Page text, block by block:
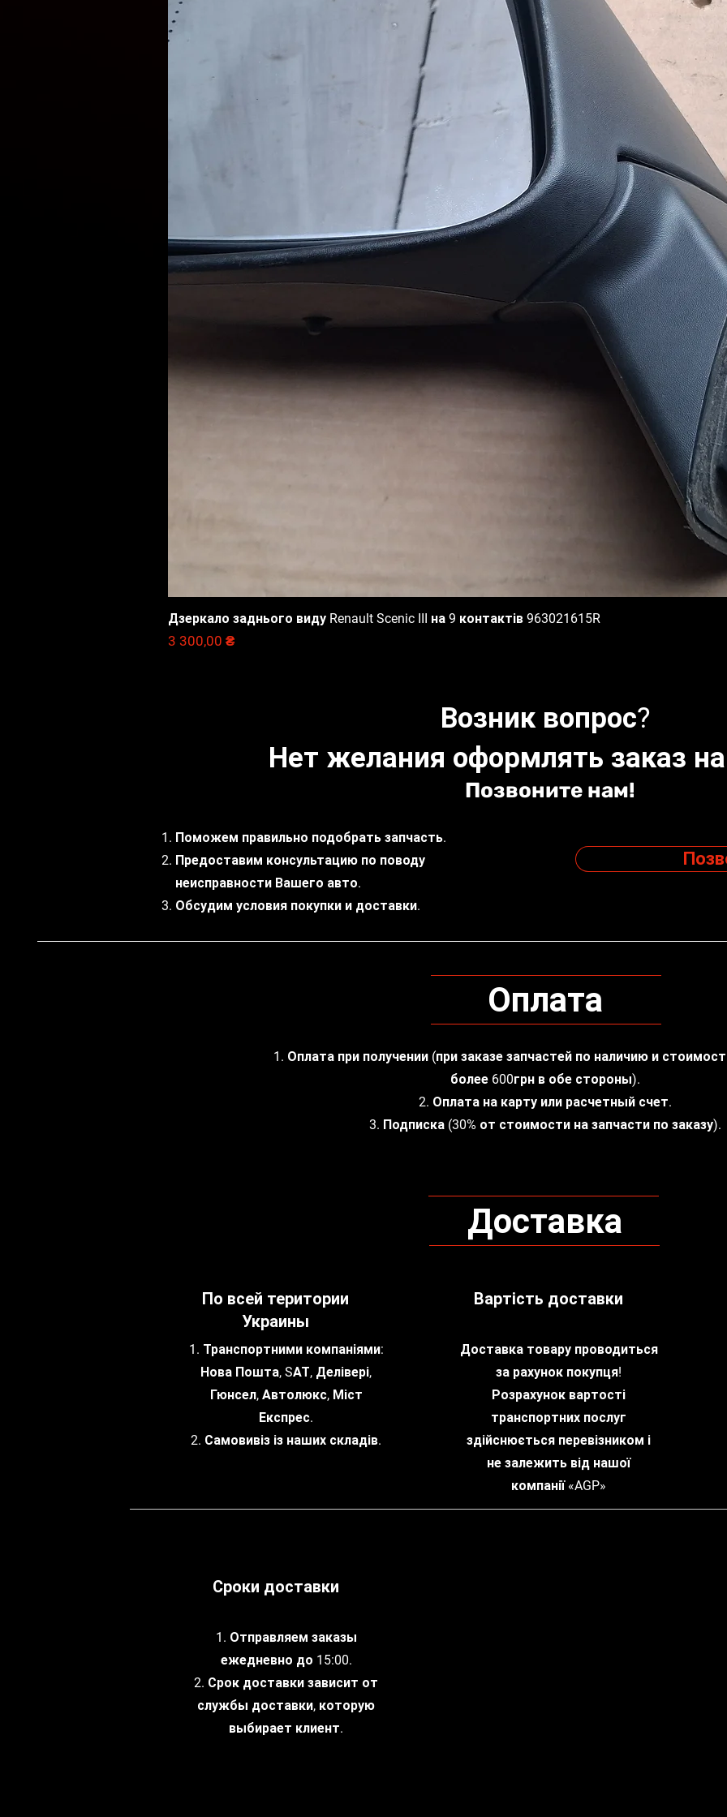
Оплата здійснюється при отриманні замовлення. Завдаток в
розмірі вартості доставки замовлення в обидві сторони.
Відправлення запчастин щодня до 16:00.
Доставка вибраною Вами службою доставки (САТ, НоваПошта,
Наші фахівці готові проконсультувати з приводу вибору
запчастин, що відповідають вашим потребам та бюджету.
Быстрый просмотр
Дзеркало заднього виду Renault Scenic III на 9 контактів 963021615R
Цена
3 300,00 ₴
Возник вопрос?
Нет желания оформлять заказ на
Позвоните нам!
Поможем правильно подобрать запчасть.
Предоставим консультацию по поводу
неисправности Вашего авто.
Обсудим условия покупки и доставки.
Оплата
1. Оплата при получении (при заказе запчастей по наличию и
более 600грн в обе стороны).
2. Оплата на карту или расчетный счет.
3. Подписка (30% от стоимости на запчасти по заказу).
Доставка
По всей територии
Украины
1. Транспортними компаніями:
Нова Пошта, SАТ, Делівері,
Гюнсел, Автолюкс, Міст
Експрес.
2. Самовивіз із наших складів.
Вартість доставки
Доставка товару проводиться
за рахунок покупця!
Розрахунок вартості
транспортних послуг
здійснюється перевізником і
не залежить від нашої
компанії «AGP»
Сроки доставки
1. Отправляем заказы
ежедневно до 15:00.
2. Срок доставки зависит от
службы доставки, которую
выбирает клиент.